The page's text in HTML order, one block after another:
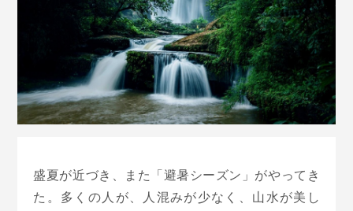
盛夏が近づき、また「避暑シーズン」がやってき
た。多くの人が、人混みが少なく、山水が美し